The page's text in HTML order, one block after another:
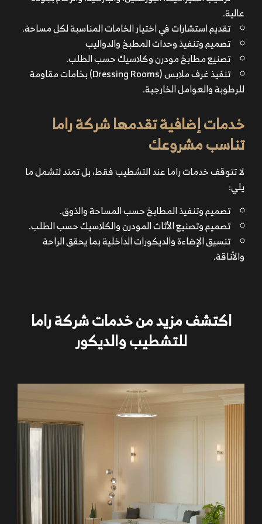
عالية.
تقديم استشارات في اختيار الخامات المناسبة لكل مساحة.
تصميم وتنفيذ وحدات المطبخ والدواليب
تصنيع مطابخ مودرن وكلاسيك حسب الطلب.
تنفيذ غرف ملابس (Dressing Rooms) بخامات مقاومة
للرطوبة والعوامل الخارجية.
خدمات إضافية تقدمها شركة راما
تناسب مشروعك
لا تتوقف خدمات راما عند التشطيب فقط، بل تمتد لتشمل ما
يلي:
تصميم وتنفيذ المطابخ حسب المساحة والذوق.
تصميم وتصنيع الأثاث المودرن والكلاسيك حسب الطلب.
تنسيق الإضاءة والديكورات الداخلية بما يحقق الراحة
والأناقة.
البداية حتى التسليم النهائي، بما في ذلك أعمال السباكة،
الكهرباء، الأرضيات، الأسقف، الدهانات، الإضاءة، النجارة، والأثاث
تشطيب الفلل والقصور: تصميم داخلي مخصص يناسب
المساحات الواسعة، مع استخدام خامات فاخرة وتنفيذ أنظمة
إضاءة وديكور متقدمة.
تشطيب المحلات التجارية والكافيهات: تصميمات تجارية
تعزز من جذب العملاء وتناسب الهوية البصرية للعلامة
التجارية، مع تشطيب احترافي للمداخل، مناطق الخدمة،
والإضاءة التجارية.
اكتشف مزيد من خدمات شركة راما
للتشطيب والديكور